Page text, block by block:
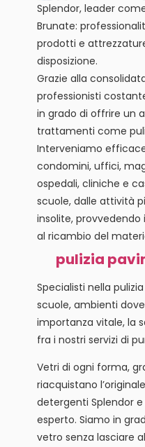
Splendor, leader
Brunate:
prodotti e
disposizione.
Grazie alla
professionisti
in grado di offrire un
trattamenti come
Interveniamo
condomini, uffici,
ospedali, cliniche e
scuole, dalle attività
insolite, provvedendo
al ricambio del
pulizia
Specialisti nella
scuole, ambienti
importanza vitale, la
fra i nostri servizi di
Vetri di ogni forma,
riacquistano
detergenti Splendor
esperto. Siamo in
vetro senza lasciare